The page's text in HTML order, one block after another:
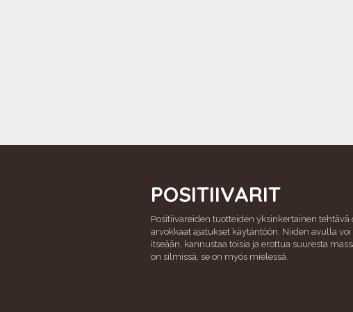
POSITIIVARIT
Positiivareiden tuotteiden yksinkertainen tehtävä
arvokkaat ajatukset käytäntöön. Niiden avulla voi
itseään, kannustaa toisia ja erottua suuresta
on silmissä, se on myös mielessä.